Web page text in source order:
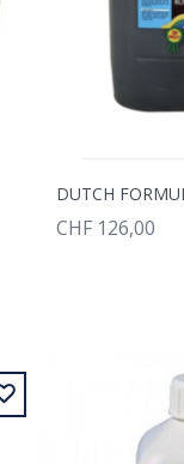
CHF 126,00